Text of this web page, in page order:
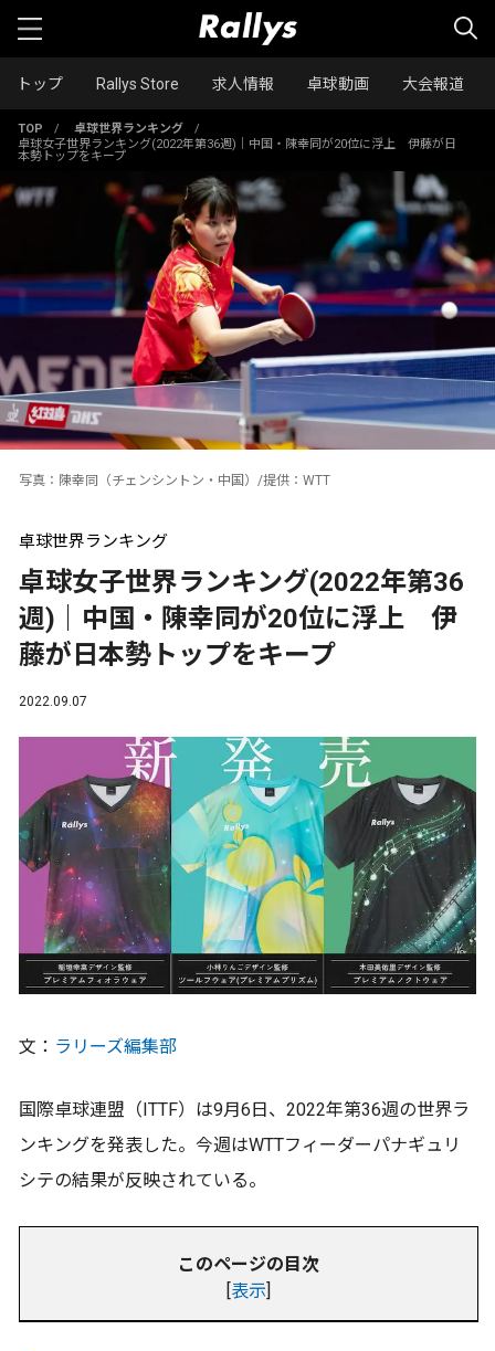
トップ Rallys Store 求人情報 卓球動画 大会報道
TOP / 卓球世界ランキング
/
卓球女子世界ランキング(2022年第36週)｜中国・陳幸同が20位に浮上 伊藤が日
本勢トップをキープ
写真：陳幸同（チェンシントン・中国）/提供：WTT
卓球世界ランキング
卓球女子世界ランキング(2022年第36
週)｜中国・陳幸同が20位に浮上 伊
藤が日本勢トップをキープ
2022.09.07
文： ラリーズ編集部
国際卓球連盟（ITTF）は9月6日、2022年第36週の世界ラ
ンキングを発表した。今週はWTTフィーダーパナギュリ
シテの結果が反映されている。
このページの目次
[表示]